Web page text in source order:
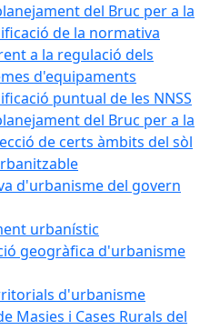
del Bruc per a la
de la normativa
a la regulació dels
d'equipaments
puntual de les NNSS
del Bruc per a la
de certs àmbits del sòl
d'urbanisme del govern
urbanístic
geogràfica d'urbanisme
d'urbanisme
Masies i Cases Rurals del